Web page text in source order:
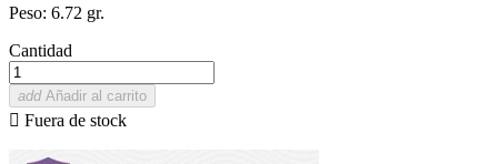
Peso: 6.72 gr.
Cantidad
add Añadir al carrito
 Fuera de stock